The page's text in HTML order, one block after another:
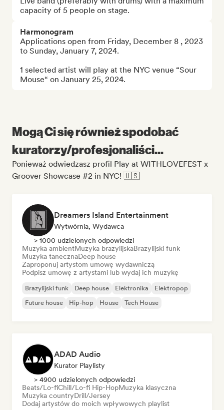
capacity of 5 people on stage.
Harmonogram
Applications open from Friday, December 8 , 2023
to Sunday, January 7, 2024.
1 selected artist will play at the NYC venue “Sour
Mouse“ on January 25, 2024.
Mogą Ci się również spodobać
kuratorzy/profesjonaliści...
Ponieważ odwiedzasz profil Play at WITHLOVEFEST x
Groover Showcase #2 in NYC! 🇺🇸
Dreamers Island Entertainment
Wytwórnia, Wydawca
> 1000 udzielonych odpowiedzi
Muzyka ambientMuzyka brazylijskaBrazylijski funk
Muzyka tanecznaDeep house
Zaproponuj artystom umowę wydawniczą
Podpisz umowę z artystami lub wydaj ich muzykę
Brazylijski funk Deep house Elektronika
Elektropop
Future house
Hip-hop House Tech House
ADAD Audio
Kurator Playlisty
> 4900 udzielonych odpowiedzi
Beats/Lo-fiChill/Lo-fi Hip-HopMuzyka klasyczna
Muzyka countryDrill/Jersey
Dodaj artystów do moich wpływowych playlist